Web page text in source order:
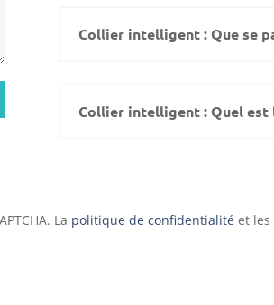
Collier intelligent : Que se
Collier intelligent : Quel est
La politique de confidentialitéet les